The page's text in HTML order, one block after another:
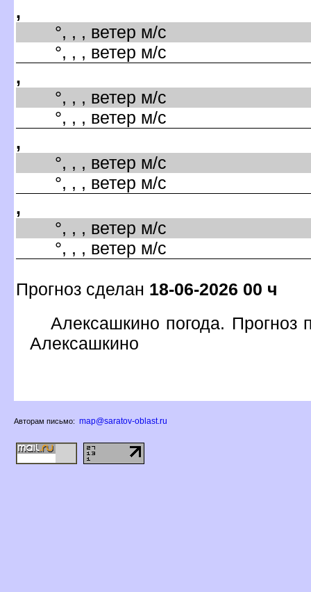
,
°, , , ветер м/с
°, , , ветер м/с
,
°, , , ветер м/с
°, , , ветер м/с
,
°, , , ветер м/с
°, , , ветер м/с
,
°, , , ветер м/с
°, , , ветер м/с
Прогноз сделан 18-06-2026 00 ч
Алексашкино погода. Прогноз
Алексашкино
Авторам письмо: map@saratov-oblast.ru